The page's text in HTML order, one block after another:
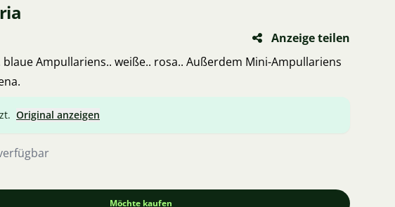
Anzeige teilen
blaue Ampullariens.. weiße.. rosa.. Außerdem Mini-Ampullariens
Original anzeigen
Möchte kaufen